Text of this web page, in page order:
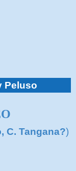
Peluso
C. Tangana?)